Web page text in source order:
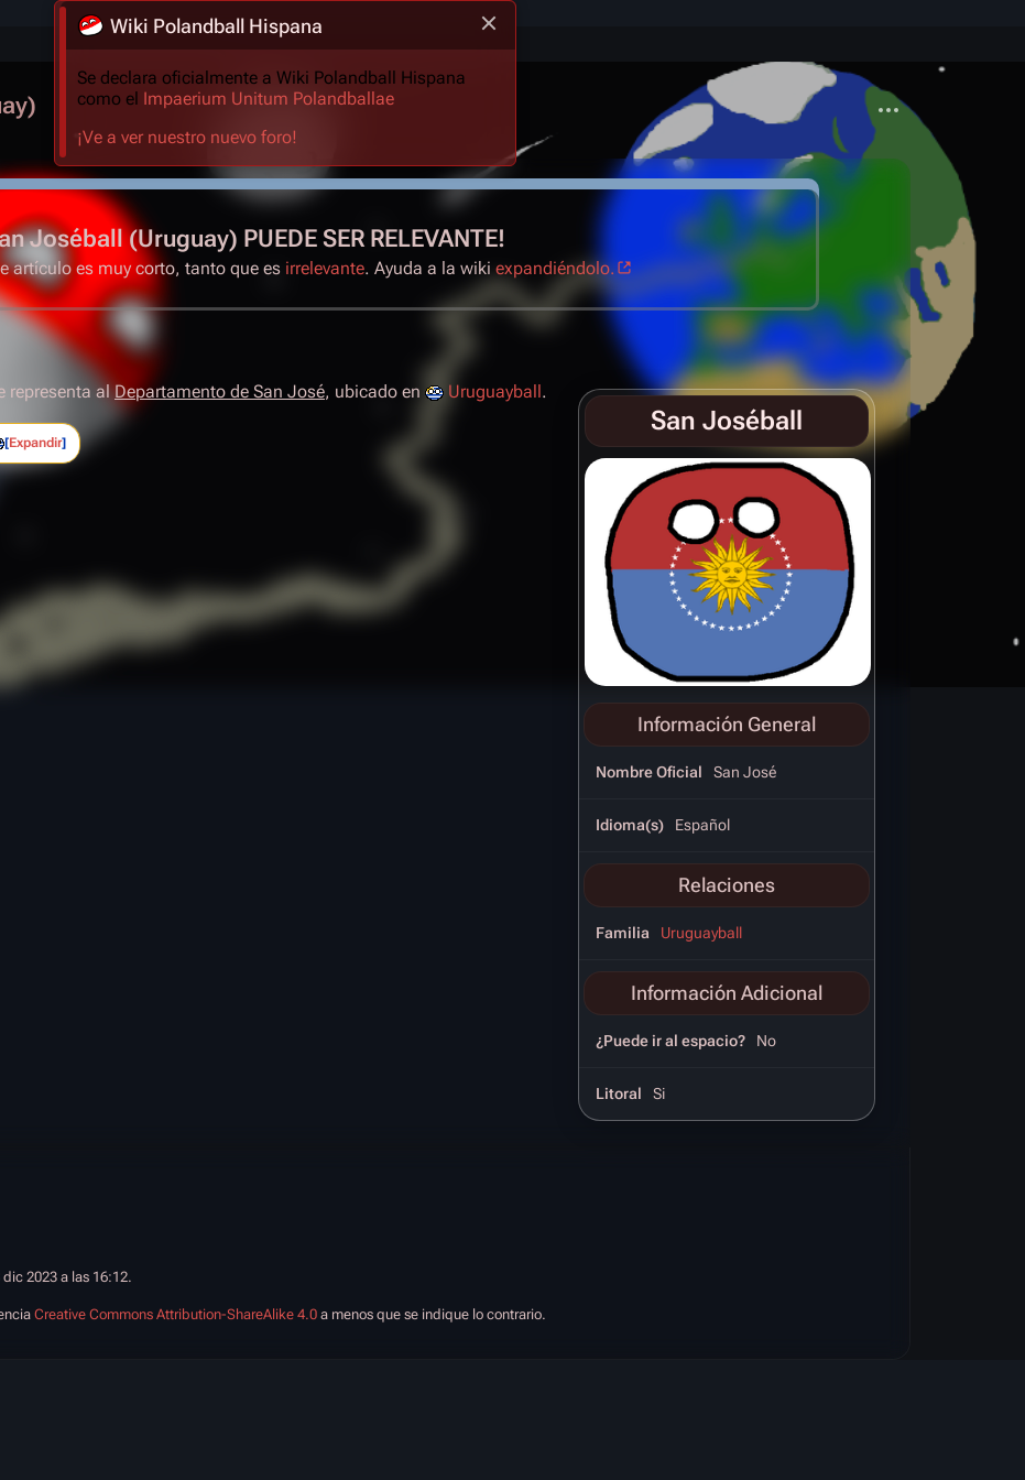
Wiki Polandball Hispana
Se declara oficialmente a Wiki Polandball Hispana
como el Impaerium Unitum Polandballae
¡Ve a ver nuestro nuevo foro!
Más acciones
Joséball (Uruguay) PUEDE SER RELEVANTE!
artículo es muy corto, tanto que es irrelevante. Ayuda a la wiki expandiéndolo.
San Joséball
Información General
Nombre Oficial San José
Idioma(s) Español
Relaciones
Familia Uruguayball
Información Adicional
¿Puede ir al espacio? No
Litoral Si
representa alDepartamento de San José, ubicado en Uruguayball.
Expandir
2023 a las 16:12.
Creative Commons Attribution-ShareAlike 4.0 a menos que se indique lo contrario.